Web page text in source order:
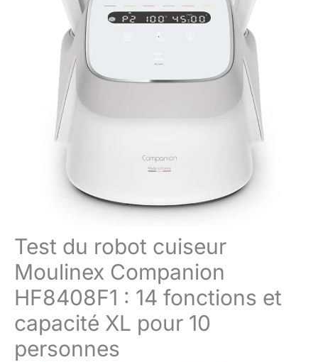
Test du robot cuiseur
Moulinex Companion
HF8408F1 : 14 fonctions et
capacité XL pour 10
personnes